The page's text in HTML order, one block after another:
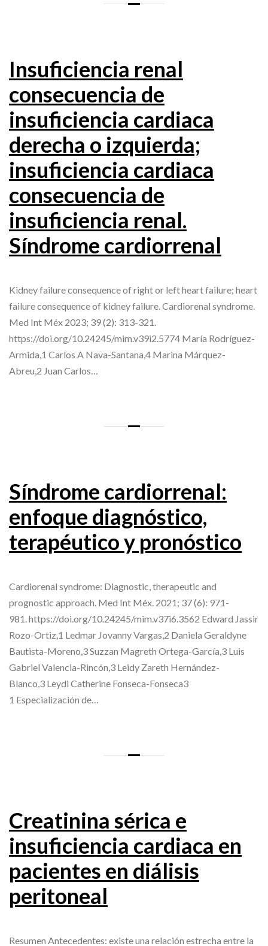
Insuficiencia renal
consecuencia de
insuficiencia cardiaca
derecha o izquierda;
insuficiencia cardiaca
consecuencia de
insuficiencia renal.
Síndrome cardiorrenal
Kidney failure consequence of right or left heart failure; heart
failure consequence of kidney failure. Cardiorenal syndrome.
Med Int Méx 2023; 39 (2): 313-321.
https://doi.org/10.24245/mim.v39i2.5774 María Rodríguez-
Armida,1 Carlos A Nava-Santana,4 Marina Márquez-
Abreu,2 Juan Carlos…
Síndrome cardiorrenal:
enfoque diagnóstico,
terapéutico y pronóstico
Cardiorenal syndrome: Diagnostic, therapeutic and
prognostic approach. Med Int Méx. 2021; 37 (6): 971-
981. https://doi.org/10.24245/mim.v37i6.3562 Edward Jassir
Rozo-Ortiz,1 Ledmar Jovanny Vargas,2 Daniela Geraldyne
Bautista-Moreno,3 Suzzan Magreth Ortega-García,3 Luis
Gabriel Valencia-Rincón,3 Leidy Zareth Hernández-
Blanco,3 Leydi Catherine Fonseca-Fonseca3
1 Especialización de…
Creatinina sérica e
insuficiencia cardiaca en
pacientes en diálisis
peritoneal
Resumen Antecedentes: existe una relación estrecha entre la